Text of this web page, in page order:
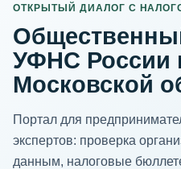
ОТКРЫТЫЙ ДИАЛОГ С
УФНС России
Московской
Портал для
экспертов: проверка
данным, налоговые
ИНН организации
Адрес для нормализации